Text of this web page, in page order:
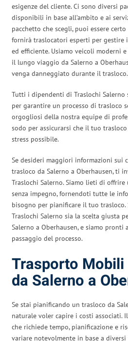
esigenze del cliente. Ci sono diversi
disponibili in base all’ambito e ai
pacchetto che scegli, puoi essere
fornirà traslocatori esperti per gestire
ed efficiente. Usiamo veicoli moderni
il lungo viaggio da Salerno a
venga danneggiato durante il trasloco.
Tutti i dipendenti di Traslochi Salerno
per garantire un processo di trasloco
orgogliosi della nostra equipe di
sodo per assicurarsi che il tuo
stress possibile.
Se desideri maggiori informazioni sui
trasloco da Salerno a Oberhausen, ti
Traslochi Salerno. Siamo lieti di
senza impegno, fornendoti tutte le
bisogno per pianificare il tuo trasloco.
Traslochi Salerno sia la scelta giusta
Salerno a Oberhausen, e siamo
passaggio del processo.
Trasporto
da Salerno a
Se stai pianificando un trasloco da
naturale voler capire i costi associati.
che richiede tempo, pianificazione e
variare notevolmente in base a